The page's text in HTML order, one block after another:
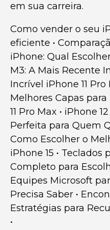
em sua carreira.
Como vender o seu
eficiente •
iPhone: Qual
M3: A Mais Recente
Incrível iPhone 11
Melhores Capas para
11 Pro Max • iPhone
Perfeita para Quem
Como Escolher o
iPhone 15 • Teclados
Completo para
Equipes Microsoft
Precisa Saber •
Estratégias para
•